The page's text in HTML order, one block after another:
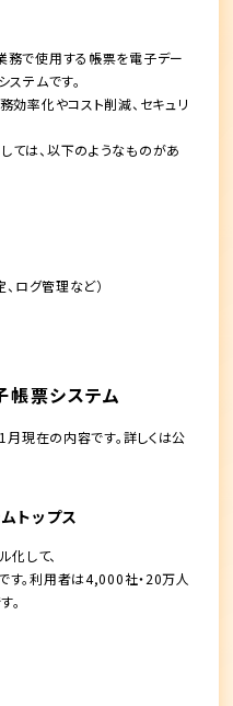
務で使用する帳票を電子デー
テムです。
効率化やコスト削減、セキュリ
ては、以下のようなものがあ
ログ管理など）
帳票システム
現在の内容です。詳しくは公
ップス
して、
す。利用者は4,000社・20万人
。